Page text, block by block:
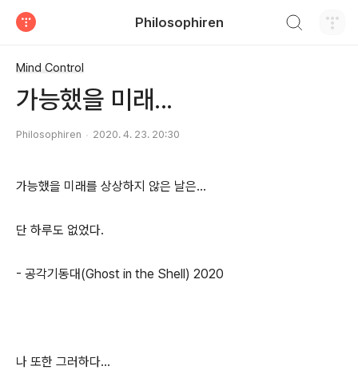
Philosophiren
Mind Control
가능했을 미래...
Philosophiren 2020. 4. 23. 20:30
가능했을 미래를 상상하지 않은 날은...
단 하루도 없었다.
- 공각기동대(Ghost in the Shell) 2020
나 또한 그러하다...